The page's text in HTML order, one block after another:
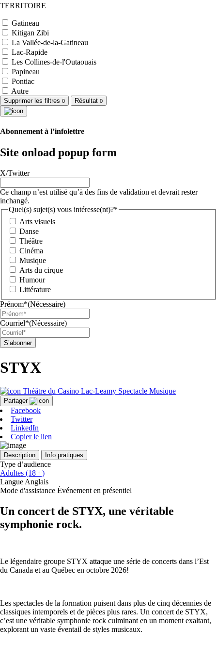
TERRITOIRE
Gatineau
Kitigan Zibi
La Vallée-de-la-Gatineau
Lac-Rapide
Les Collines-de-l'Outaouais
Papineau
Pontiac
Autre
Supprimer les filtres 0 Résultat 0
Abonnement à l’infolettre
Site onload popup form
X/Twitter
Ce champ n’est utilisé qu’à des fins de validation et devrait rester
inchangé.
Quel(s) sujet(s) vous intéresse(nt)?*
Arts visuels
Danse
Théâtre
Cinéma
Musique
Arts du cirque
Humour
Littérature
Prénom*(Nécessaire)
Courriel*(Nécessaire)
STYX
Théâtre du Casino Lac-Leamy Spectacle Musique
Partager
Facebook
Twitter
LinkedIn
Copier le lien
Description Info pratiques
Type d’audience
Adultes (18 +)
Langue Anglais
Mode d'assistance Événement en présentiel
Un concert de STYX, une véritable
symphonie rock.
Le légendaire groupe STYX attaque une série de concerts dans l’Est
du Canada et au Québec en octobre 2026!
Les spectacles de la formation puisent dans plus de cinq décennies de
classiques intemporels et de pièces plus rares. Un concert de STYX,
c’est une véritable symphonie rock culminant en un moment exaltant,
explorant un vaste éventail de styles musicaux.